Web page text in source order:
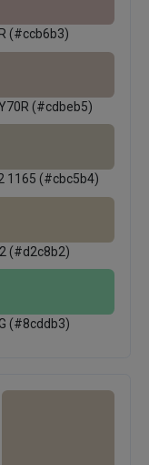
(#ccb6b3)
(#cdbeb5)
1165 (#cbc5b4)
(#d2c8b2)
(#8cddb3)